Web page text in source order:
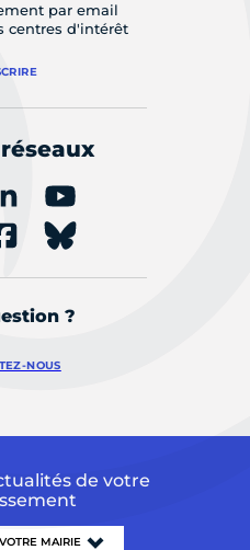
par email
centres d'intérêt
?
NOUS
de votre